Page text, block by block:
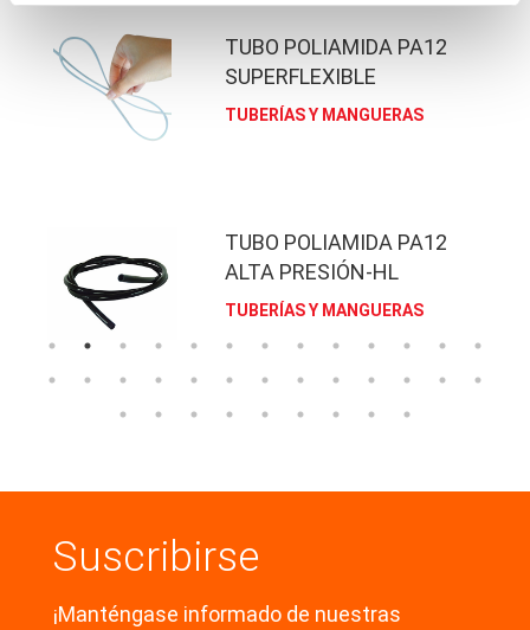
TUBO POLIAMIDA PA12
SUPERFLEXIBLE
TUBERÍAS Y MANGUERAS
TUBO POLIAMIDA PA12
ALTA PRESIÓN-HL
TUBERÍAS Y MANGUERAS
Suscribirse
¡Manténgase informado de nuestras